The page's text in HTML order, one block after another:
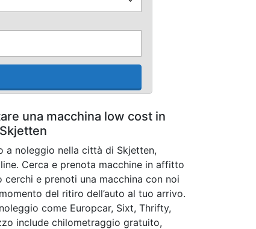
una macchina low cost in
Skjetten
a noleggio nella città di Skjetten,
Cerca e prenota macchine in affitto
cerchi e prenoti una macchina con noi
del ritiro dell’auto al tuo arrivo.
come Europcar, Sixt, Thrifty,
include chilometraggio gratuito,